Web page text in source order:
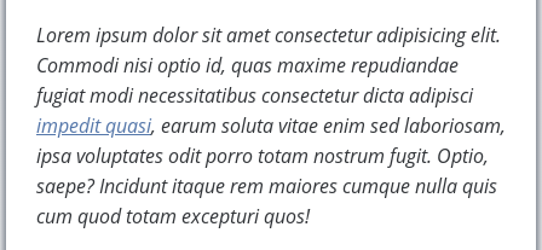
Lorem ipsum dolor sit amet consectetur adipisicing elit.
Commodi nisi optio id, quas maxime repudiandae
fugiat modi necessitatibus consectetur dicta adipisci
impedit quasi, earum soluta vitae enim sed laboriosam,
ipsa voluptates odit porro totam nostrum fugit. Optio,
saepe? Incidunt itaque rem maiores cumque nulla quis
cum quod totam excepturi quos!